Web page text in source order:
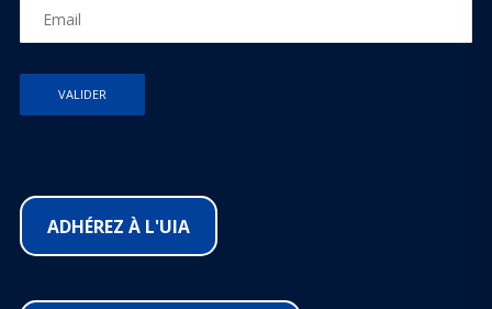
ADHÉREZ À L'UIA